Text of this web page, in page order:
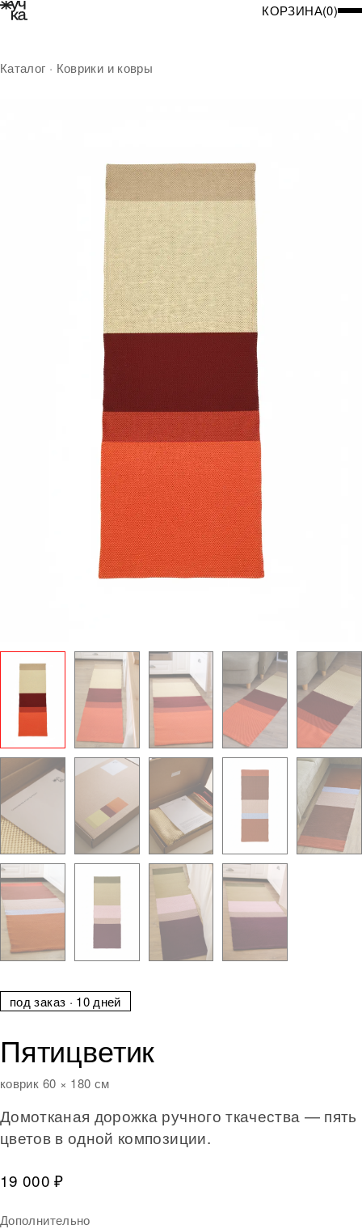
КОРЗИНА(0)
Каталог · Коврики и ковры
под заказ · 10 дней
Пятицветик
коврик 60 × 180 см
Домотканая дорожка ручного ткачества — пять
цветов в одной композиции.
19 000 ₽
Дополнительно